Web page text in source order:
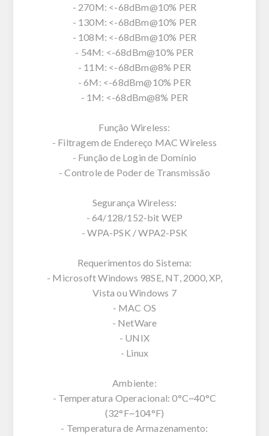
- 270M: <-68dBm@10% PER
- 130M: <-68dBm@10% PER
- 108M: <-68dBm@10% PER
- 54M: <-68dBm@10% PER
- 11M: <-68dBm@8% PER
- 6M: <-68dBm@10% PER
- 1M: <-68dBm@8% PER
Função Wireless:
- Filtragem de Endereço MAC Wireless
- Função de Login de Domínio
- Controle de Poder de Transmissão
Segurança Wireless:
- 64/128/152-bit WEP
- WPA-PSK / WPA2-PSK
Requerimentos do Sistema:
- Microsoft Windows 98SE, NT, 2000, XP,
Vista ou Windows 7
- MAC OS
- NetWare
- UNIX
- Linux
Ambiente:
- Temperatura Operacional: 0°C~40°C
(32°F~104°F)
- Temperatura de Armazenamento: